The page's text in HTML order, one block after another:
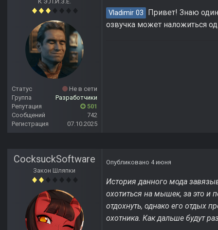
Статус
Не в сети
Группа
Разработчики
Репутация
501
Сообщений
742
Регистрация
07.10.2025
Vladimir 03
Привет! Знаю
озвучка может наложиться
CocksuckSoftware
Закон Шляпки
Опубликовано 4 июня
История данного мода
охотиться на мышек, за это и
отдохнуть, однако его отдых
охотника. Как дальше будут